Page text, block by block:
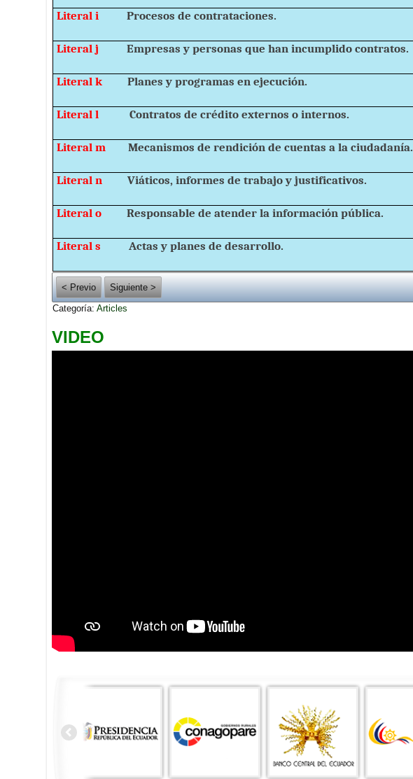
Literal i Procesos de contrataciones.
Literal j Empresas y personas que han incumplido contratos.
Literal k Planes y programas en ejecución.
Literal l Contratos de crédito externos o internos.
Literal m Mecanismos de rendición de cuentas a la ciudadanía.
Literal n Viáticos, informes de trabajo y justificativos.
Literal o Responsable de atender la información pública.
Literal s Actas y planes de desarrollo.
< Previo
Siguiente >
Categoría:Articles
VIDEO